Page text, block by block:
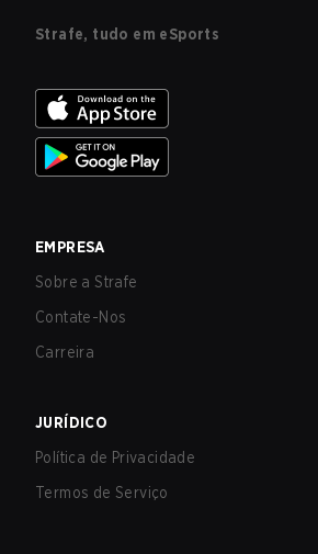
Strafe, tudo em eSports
EMPRESA
Sobre a Strafe
Contate-Nos
Carreira
JURÍDICO
Política de Privacidade
Termos de Serviço